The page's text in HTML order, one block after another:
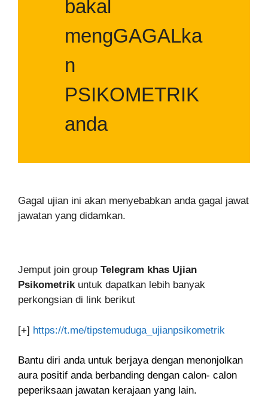
bakal
mengGAGALka
n
PSIKOMETRIK
anda
Gagal ujian ini akan menyebabkan anda gagal jawat
jawatan yang didamkan.
Jemput join group Telegram khas Ujian
Psikometrikuntuk dapatkan lebih banyak
perkongsian di link berikut
[+] https://t.me/tipstemuduga_ujianpsikometrik
Bantu diri anda untuk berjaya dengan menonjolkan
aura positif anda berbanding dengan calon- calon
peperiksaan jawatan kerajaan yang lain.